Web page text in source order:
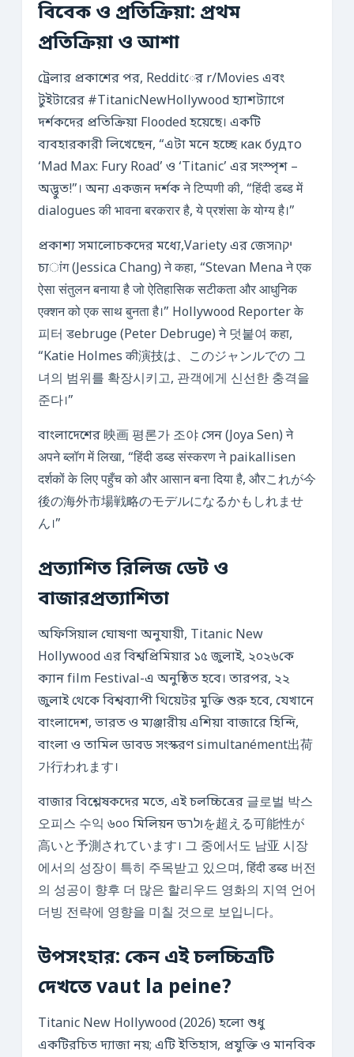
বিবেক ও প্রতিক্রিয়া: প্রথম
প্রতিক্রিয়া ও আশা
ট্রেলার প্রকাশের পর, Redditের r/Movies এবং
টুইটারের #TitanicNewHollywood হ্যাশট্যাগে
দর্শকদের প্রতিক্রিয়া Flooded হয়েছে। একটি
ব্যবহারকারী লিখেছেন, “এটা মনে হচ্ছে как будто
‘Mad Max: Fury Road’ ও ‘Titanic’ এর সংস্পৃশ –
অদ্ভুত!”। অন্য একজন দর্শক ने टिप्पणी की, “हिंदी डब्ड में
dialogues की भावना बरकरार है, ये प्रशंसा के योग्य है।”
প্রকাশ্য সমালোচকদের মধ্যে,Variety এর জেসיקה
চ্যांग (Jessica Chang) ने कहा, “Stevan Mena ने एक
ऐसा संतुलन बनाया है जो ऐतिहासिक सटीकता और आधुनिक
एक्शन को एक साथ बुनता है।” Hollywood Reporter के
피터 डebruge (Peter Debruge) ने 덧붙여 कहा,
“Katie Holmes की演技は、このジャンルでの 그
녀의 범위를 확장시키고, 관객에게 신선한 충격을
준다।”
বাংলাদেশের 映画 평론가 조야 সেন (Joya Sen) ने
अपने ब्लॉग में लिखा, “हिंदी डब्ड संस्करण ने paikallisen
दर्शकों के लिए पहुँच को और आसान बना दिया है, औरこれが今
後の海外市場戦略のモデルになるかもしれませ
ん।”
প্রত্যাশিত রিলিজ ডেট ও
বাজারপ্রত্যাশিতা
অফিসিয়াল ঘোষণা অনুযায়ী, Titanic New
Hollywood এর বিশ্বপ্রিমিয়ার ১৫ জুলাই, ২০২৬কে
ক্যান film Festival-এ অনুষ্ঠিত হবে। তারপর, ২২
জুলাই থেকে বিশ্বব্যাপী থিয়েটর মুক্তি শুরু হবে, যেখানে
বাংলাদেশ, ভারত ও ম্যঞ্জারীয় এশিয়া বাজারে হিন্দি,
বাংলা ও তামিল ডাবড সংস্করণ simultanément出荷
가行われます।
বাজার বিশ্লেষকদের মতে, এই চলচ্চিত্রের 글로벌 박스
오피스 수익 ৬০০ মিলিয়ন ডולרを超える可能性が
高いと予測されています। 그 중에서도 남亚 시장
에서의 성장이 특히 주목받고 있으며, हिंदी डब्ड 버전
의 성공이 향후 더 많은 할리우드 영화의 지역 언어
더빙 전략에 영향을 미칠 것으로 보입니다。
উপসংহার: কেন এই চলচ্চিত্রটি
দেখতে vaut la peine?
Titanic New Hollywood (2026) হলো শুধু
একটিরচিত দ্যাজা নয়; এটি ইতিহাস, প্রযুক্তি ও মানবিক